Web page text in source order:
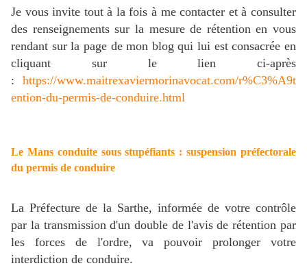
Je vous invite tout à la fois à me contacter et à consulter
des renseignements sur la mesure de rétention en vous
rendant sur la page de mon blog qui lui est consacrée en
cliquant sur le lien ci-après
: https://www.maitrexaviermorinavocat.com/r%C3%A9t
ention-du-permis-de-conduire.html
Le Mans conduite sous stupéfiants : suspension préfectorale
du permis de conduire
La Préfecture de la Sarthe, informée de votre contrôle
par la transmission d'un double de l'avis de rétention par
les forces de l'ordre, va pouvoir prolonger votre
interdiction de conduire.